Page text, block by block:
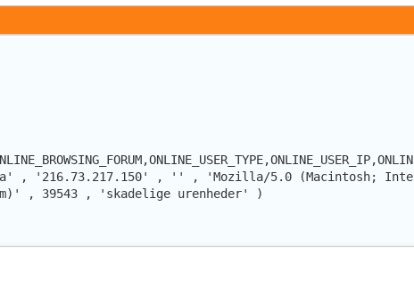
, '216.73.217.150' , '' , 'Mozilla/5.0 (Macintosh; Intel
, 39543 , 'skadelige urenheder' )